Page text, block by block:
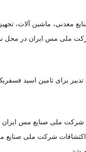
معدنی، ماشین آلات،
با حضور شرکت ملی مس ایران در
برای تامین اسید
شرکت ملی صنایع مس ایران
جدیدی که در اکتشافات شرکت ملی